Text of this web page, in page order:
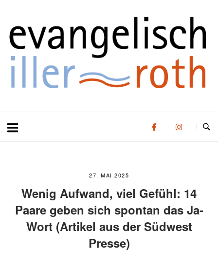
springen
27. MAI 2025
Wenig Aufwand, viel Gefühl: 14
Paare geben sich spontan das Ja-
Wort (Artikel aus der Südwest
Presse)